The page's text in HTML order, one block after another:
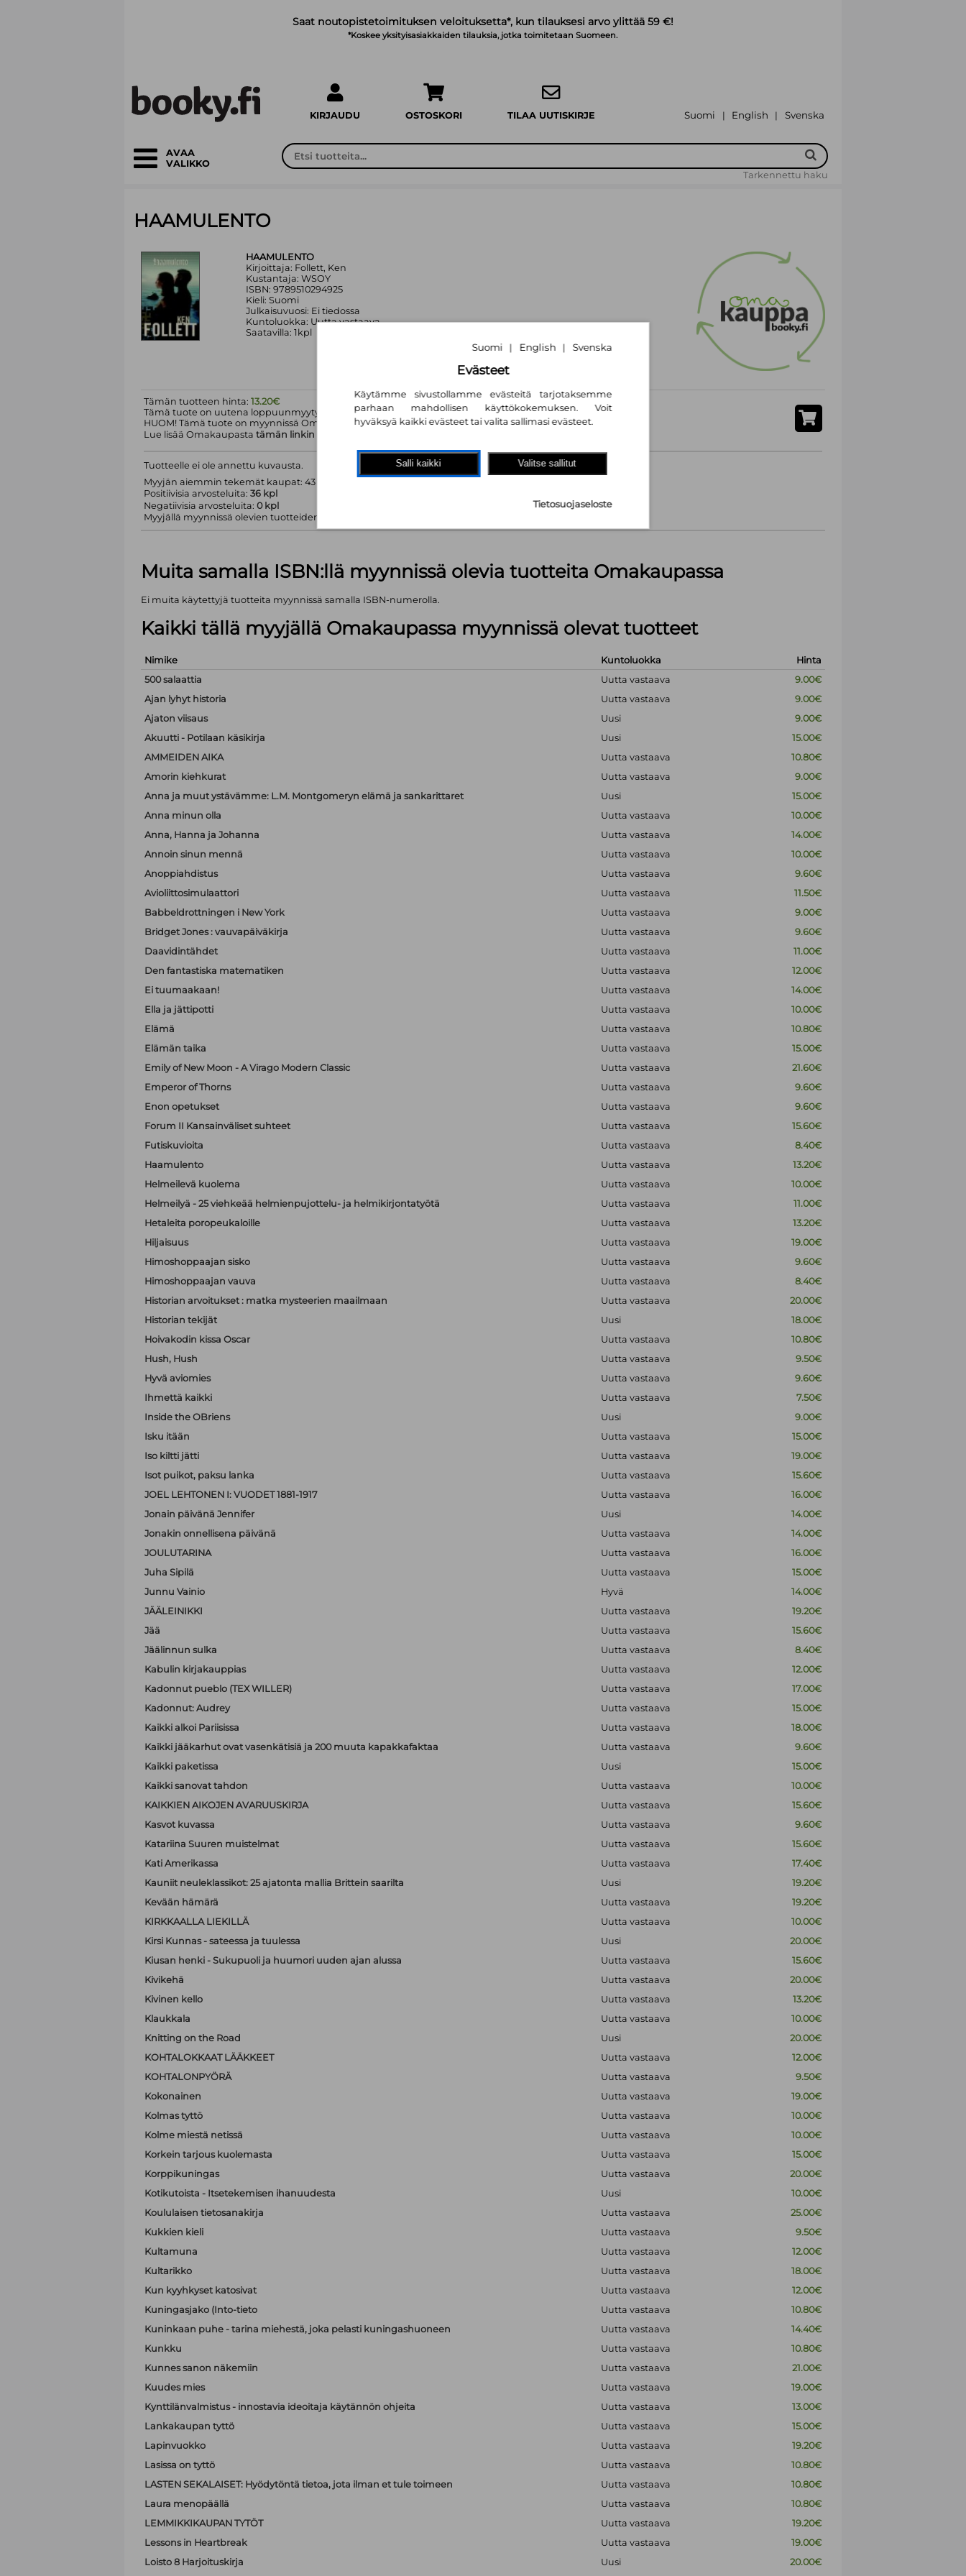
Saat noutopistetoimituksen veloituksetta*, kun tilauksesi arvo ylittää 59 €!
*Koskee yksityisasiakkaiden tilauksia, jotka toimitetaan Suomeen.
KIRJAUDU OSTOSKORI TILAA UUTISKIRJE Suomi | English | Svenska
AVAA
VALIKKO
Tarkennettu haku
HAAMULENTO
HAAMULENTO
Kirjoittaja: Follett, Ken
Kustantaja: WSOY
ISBN: 9789510294925
Kieli: Suomi
Julkaisuvuosi: Ei tiedossa
Kuntoluokka: Uutta vastaava
Saatavilla: 1kpl
Tämän tuotteen hinta: 13.20€
Tämä tuote on uutena loppuunmyyty.
HUOM! Tämä tuote on myynnissä Omakaupassa
Lue lisää Omakaupasta tämän linkin
Tuotteelle ei ole annettu kuvausta.
Myyjän aiemmin tekemät kaupat: 43 kpl
Positiivisia arvosteluita: 36 kpl
Negatiivisia arvosteluita: 0 kpl
Myyjällä myynnissä olevien tuotteiden määrä (kts. alla): 288 kpl
Muita samalla ISBN:llä myynnissä olevia tuotteita Omakaupassa
Ei muita käytettyjä tuotteita myynnissä samalla ISBN-numerolla.
Kaikki tällä myyjällä Omakaupassa myynnissä olevat tuotteet
Nimike Kuntoluokka
Hinta
500 salaattia
Uutta vastaava
9.00€
Ajan lyhyt historia
Uutta vastaava
9.00€
Ajaton viisaus
Uusi
9.00€
Akuutti - Potilaan käsikirja
Uusi
15.00€
AMMEIDEN AIKA
Uutta vastaava
10.80€
Amorin kiehkurat
Uutta vastaava
9.00€
Anna ja muut ystävämme: L.M. Montgomeryn elämä ja sankarittaret
Uusi
15.00€
Anna minun olla
Uutta vastaava
10.00€
Anna, Hanna ja Johanna
Uutta vastaava
14.00€
Annoin sinun mennä
Uutta vastaava
10.00€
Anoppiahdistus
Uutta vastaava
9.60€
Avioliittosimulaattori
Uutta vastaava
11.50€
Babbeldrottningen i New York
Uutta vastaava
9.00€
Bridget Jones : vauvapäiväkirja
Uutta vastaava
9.60€
Daavidintähdet
Uutta vastaava
11.00€
Den fantastiska matematiken
Uutta vastaava
12.00€
Ei tuumaakaan!
Uutta vastaava
14.00€
Ella ja jättipotti
Uutta vastaava
10.00€
Elämä
Uutta vastaava
10.80€
Elämän taika
Uutta vastaava
15.00€
Emily of New Moon - A Virago Modern Classic
Uutta vastaava
21.60€
Emperor of Thorns
Uutta vastaava
9.60€
Enon opetukset
Uutta vastaava
9.60€
Forum II Kansainväliset suhteet
Uutta vastaava
15.60€
Futiskuvioita
Uutta vastaava
8.40€
Haamulento
Uutta vastaava
13.20€
Helmeilevä kuolema
Uutta vastaava
10.00€
Helmeilyä - 25 viehkeää helmienpujottelu- ja helmikirjontatyötä
Uutta vastaava
11.00€
Hetaleita poropeukaloille
Uutta vastaava
13.20€
Hiljaisuus
Uutta vastaava
19.00€
Himoshoppaajan sisko
Uutta vastaava
9.60€
Himoshoppaajan vauva
Uutta vastaava
8.40€
Historian arvoitukset : matka mysteerien maailmaan
Uutta vastaava
20.00€
Historian tekijät
Uusi
18.00€
Hoivakodin kissa Oscar
Uutta vastaava
10.80€
Hush, Hush
Uutta vastaava
9.50€
Hyvä aviomies
Uutta vastaava
9.60€
Ihmettä kaikki
Uutta vastaava
7.50€
Inside the OBriens
Uusi
9.00€
Isku itään
Uutta vastaava
15.00€
Iso kiltti jätti
Uutta vastaava
19.00€
Isot puikot, paksu lanka
Uutta vastaava
15.60€
JOEL LEHTONEN I: VUODET 1881-1917
Uutta vastaava
16.00€
Jonain päivänä Jennifer
Uusi
14.00€
Jonakin onnellisena päivänä
Uutta vastaava
14.00€
JOULUTARINA
Uutta vastaava
16.00€
Juha Sipilä
Uutta vastaava
15.00€
Junnu Vainio
Hyvä
14.00€
JÄÄLEINIKKI
Uutta vastaava
19.20€
Jää
Uutta vastaava
15.60€
Jäälinnun sulka
Uutta vastaava
8.40€
Kabulin kirjakauppias
Uutta vastaava
12.00€
Kadonnut pueblo (TEX WILLER)
Uutta vastaava
17.00€
Kadonnut: Audrey
Uutta vastaava
15.00€
Kaikki alkoi Pariisissa
Uutta vastaava
18.00€
Kaikki jääkarhut ovat vasenkätisiä ja 200 muuta kapakkafaktaa
Uutta vastaava
9.60€
Kaikki paketissa
Uusi
15.00€
Kaikki sanovat tahdon
Uutta vastaava
10.00€
KAIKKIEN AIKOJEN AVARUUSKIRJA
Uutta vastaava
15.60€
Kasvot kuvassa
Uutta vastaava
9.60€
Katariina Suuren muistelmat
Uutta vastaava
15.60€
Kati Amerikassa
Uutta vastaava
17.40€
Kauniit neuleklassikot: 25 ajatonta mallia Brittein saarilta
Uusi
19.20€
Kevään hämärä
Uutta vastaava
19.20€
KIRKKAALLA LIEKILLÄ
Uutta vastaava
10.00€
Kirsi Kunnas - sateessa ja tuulessa
Uusi
20.00€
Kiusan henki - Sukupuoli ja huumori uuden ajan alussa
Uutta vastaava
15.60€
Kivikehä
Uutta vastaava
20.00€
Kivinen kello
Uutta vastaava
13.20€
Klaukkala
Uutta vastaava
10.00€
Knitting on the Road
Uusi
20.00€
KOHTALOKKAAT LÄÄKKEET
Uutta vastaava
12.00€
KOHTALONPYÖRÄ
Uutta vastaava
9.50€
Kokonainen
Uutta vastaava
19.00€
Kolmas tyttö
Uutta vastaava
10.00€
Kolme miestä netissä
Uutta vastaava
10.00€
Korkein tarjous kuolemasta
Uutta vastaava
15.00€
Korppikuningas
Uutta vastaava
20.00€
Kotikutoista - Itsetekemisen ihanuudesta
Uusi
10.00€
Koululaisen tietosanakirja
Uutta vastaava
25.00€
Kukkien kieli
Uutta vastaava
9.50€
Kultamuna
Uutta vastaava
12.00€
Kultarikko
Uutta vastaava
18.00€
Kun kyyhkyset katosivat
Uutta vastaava
12.00€
Kuningasjako (Into-tieto
Uutta vastaava
10.80€
Kuninkaan puhe - tarina miehestä, joka pelasti kuningashuoneen
Uutta vastaava
14.40€
Kunkku
Uutta vastaava
10.80€
Kunnes sanon näkemiin
Uutta vastaava
21.00€
Kuudes mies
Uutta vastaava
19.00€
Kynttilänvalmistus - innostavia ideoitaja käytännön ohjeita
Uutta vastaava
13.00€
Lankakaupan tyttö
Uutta vastaava
15.00€
Lapinvuokko
Uutta vastaava
19.20€
Lasissa on tyttö
Uutta vastaava
10.80€
LASTEN SEKALAISET: Hyödytöntä tietoa, jota ilman et tule toimeen
Uutta vastaava
10.80€
Laura menopäällä
Uutta vastaava
10.80€
LEMMIKKIKAUPAN TYTÖT
Uutta vastaava
19.20€
Lessons in Heartbreak
Uutta vastaava
19.00€
Loisto 8 Harjoituskirja
Uusi
20.00€
Suomi | English | Svenska
Evästeet
Käytämme sivustollamme evästeitä tarjotaksemme
parhaan mahdollisen käyttökokemuksen. Voit
hyväksyä kaikki evästeet tai valita sallimasi evästeet.
Salli kaikki Valitse sallitut
Tietosuojaseloste